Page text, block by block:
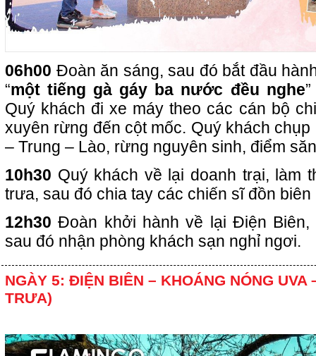
06h00 Đoàn ăn sáng, sau đó bắt đầu
“một tiếng gà gáy ba nước đều nghe
Quý khách đi xe máy theo các cán bộ
xuyên rừng đến cột mốc. Quý khách
– Trung – Lào, rừng nguyên sinh, điểm
10h30 Quý khách về lại doanh trại, làm
trưa, sau đó chia tay các chiến sĩ đồn biên
12h30Đoàn khởi hành về lại Điện Biên,
sau đó nhận phòng khách sạn nghỉ ngơi.
NGÀY 5: ĐIỆN BIÊN – KHOÁNG NÓNG UVA
TRƯA)